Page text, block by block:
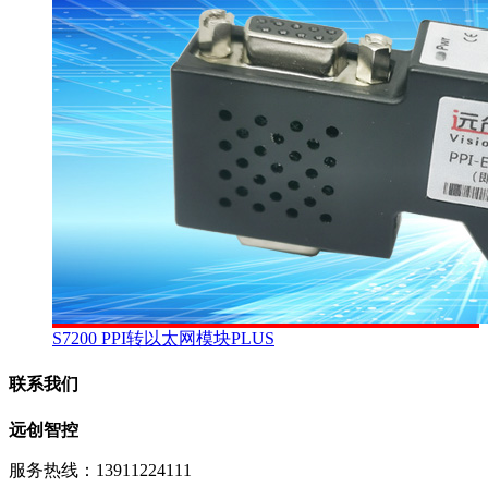
S7200 PPI转以太网模块PLUS
联系我们
远创智控
服务热线：13911224111